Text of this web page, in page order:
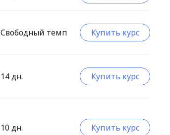
Свободный темп Купить курс
14 дн. Купить курс
10 дн. Купить курс